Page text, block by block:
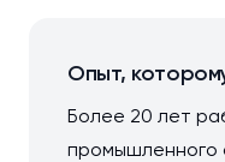
Опыт,
Более 20 лет
промышленного